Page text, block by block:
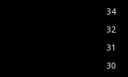
34
32
31
30